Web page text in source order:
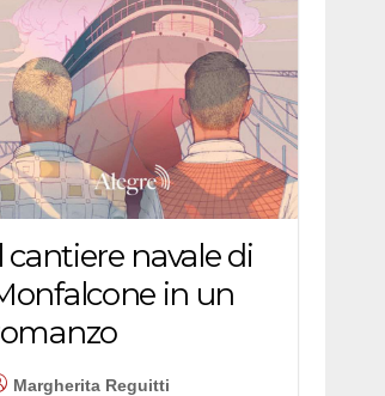
cantiere navale di
in un
Margherita Reguitti